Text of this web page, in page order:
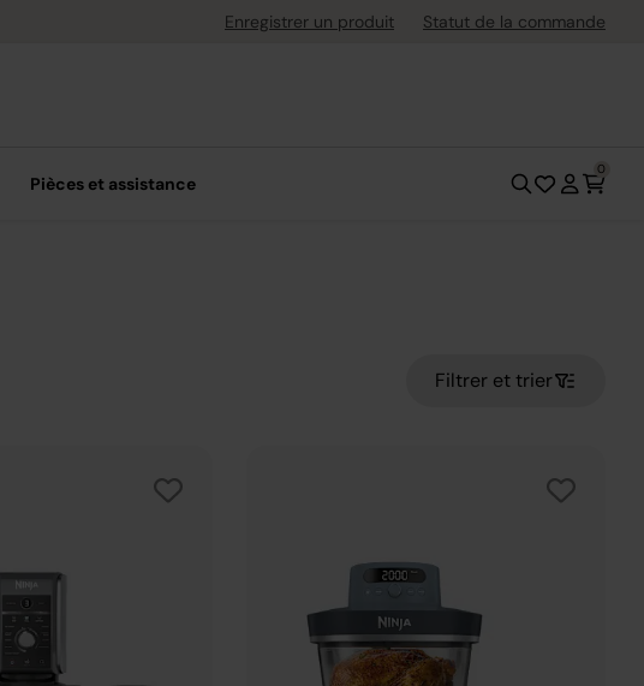
Retours gratuits jusqu'à 30 jours après l'achat
Enregistrer un produit Statut de la commande
Pièces et assistance
0
Filtrer et trier